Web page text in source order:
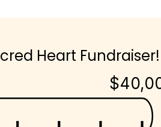
Heart Fundraiser!